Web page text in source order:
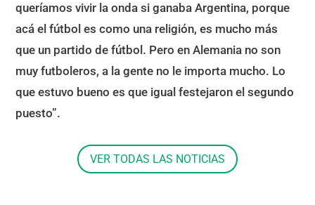
queríamos vivir la onda si ganaba Argentina, porque
acá el fútbol es como una religión, es mucho más
que un partido de fútbol. Pero en Alemania no son
muy futboleros, a la gente no le importa mucho. Lo
que estuvo bueno es que igual festejaron el segundo
puesto”.
VER TODAS LAS NOTICIAS